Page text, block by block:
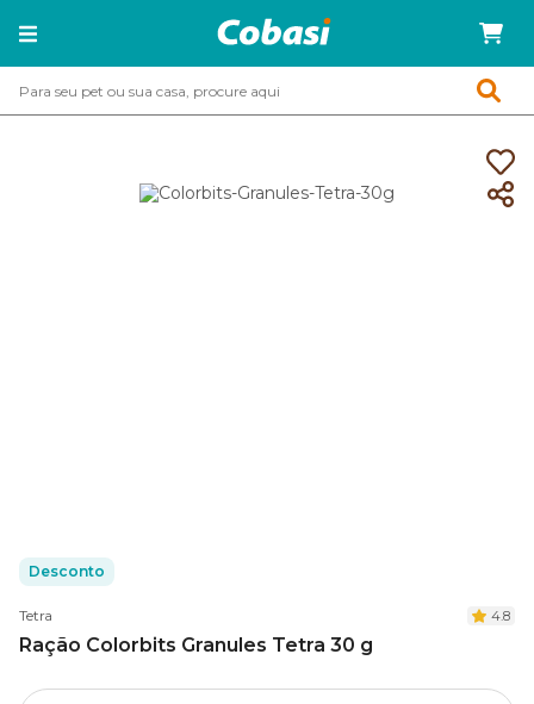
Desconto
Tetra 4.8
Ração Colorbits Granules Tetra 30 g